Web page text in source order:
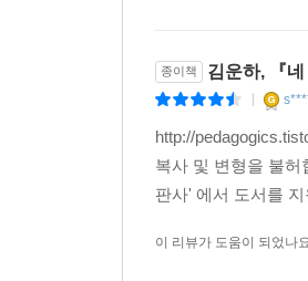
종이책 김운하, 『
http://
복사 및 변형을 불
판사' 에서 도서를
이 리뷰가 도움이 되었나